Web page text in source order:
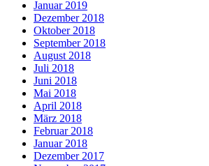
Januar 2019
Dezember 2018
Oktober 2018
September 2018
August 2018
Juli 2018
Juni 2018
Mai 2018
April 2018
März 2018
Februar 2018
Januar 2018
Dezember 2017